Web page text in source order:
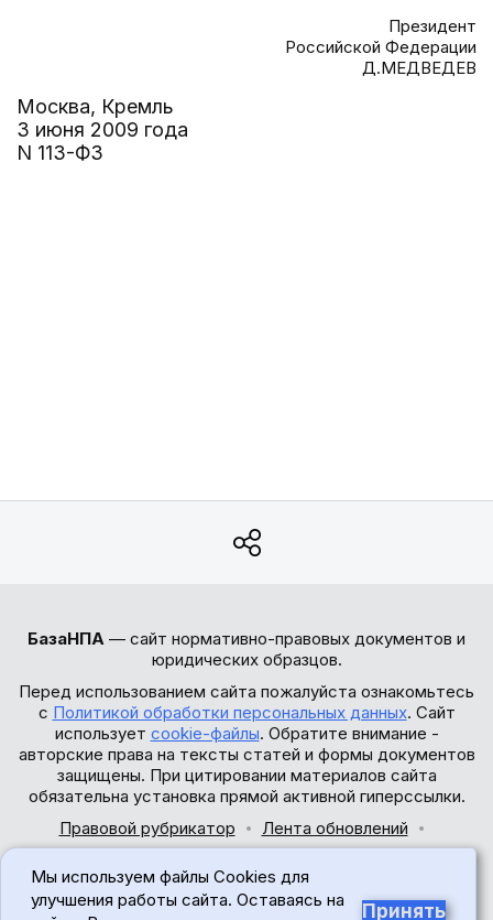
Президент
Российской Федерации
Д.МЕДВЕДЕВ
Москва, Кремль
3 июня 2009 года
N 113-ФЗ
БазаНПА — сайт нормативно-правовых документов и
юридических образцов.
Перед использованием сайта пожалуйста ознакомьтесь
с Политикой обработки персональных данных. Сайт
использует cookie-файлы. Обратите внимание -
авторские права на тексты статей и формы документов
защищены. При цитировании материалов сайта
обязательна установка прямой активной гиперссылки.
Правовой рубрикатор
Лента обновлений
© 2017-2026
Мы используем файлы Cookies для
улучшения работы сайта. Оставаясь на
Принять